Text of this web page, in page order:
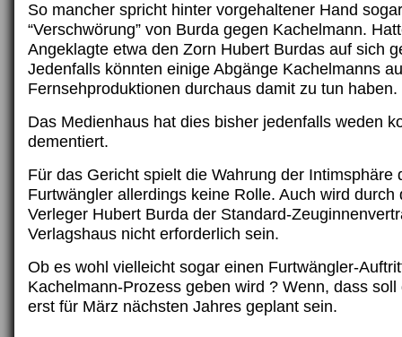
So mancher spricht hinter vorgehaltener Hand
“Verschwörung” von Burda gegen Kachelmann.
Angeklagte etwa den Zorn Hubert Burdas auf sich
Jedenfalls könnten einige Abgänge Kachelmanns
Fernsehproduktionen durchaus damit zu tun haben.
Das Medienhaus hat dies bisher jedenfalls weden
dementiert.
Für das Gericht spielt die Wahrung der Intimsphäre
Furtwängler allerdings keine Rolle. Auch wird durch
Verleger Hubert Burda der Standard-
Verlagshaus nicht erforderlich sein.
Ob es wohl vielleicht sogar einen Furtwängler-
Kachelmann-Prozess geben wird ? Wenn, dass
erst für März nächsten Jahres geplant sein.